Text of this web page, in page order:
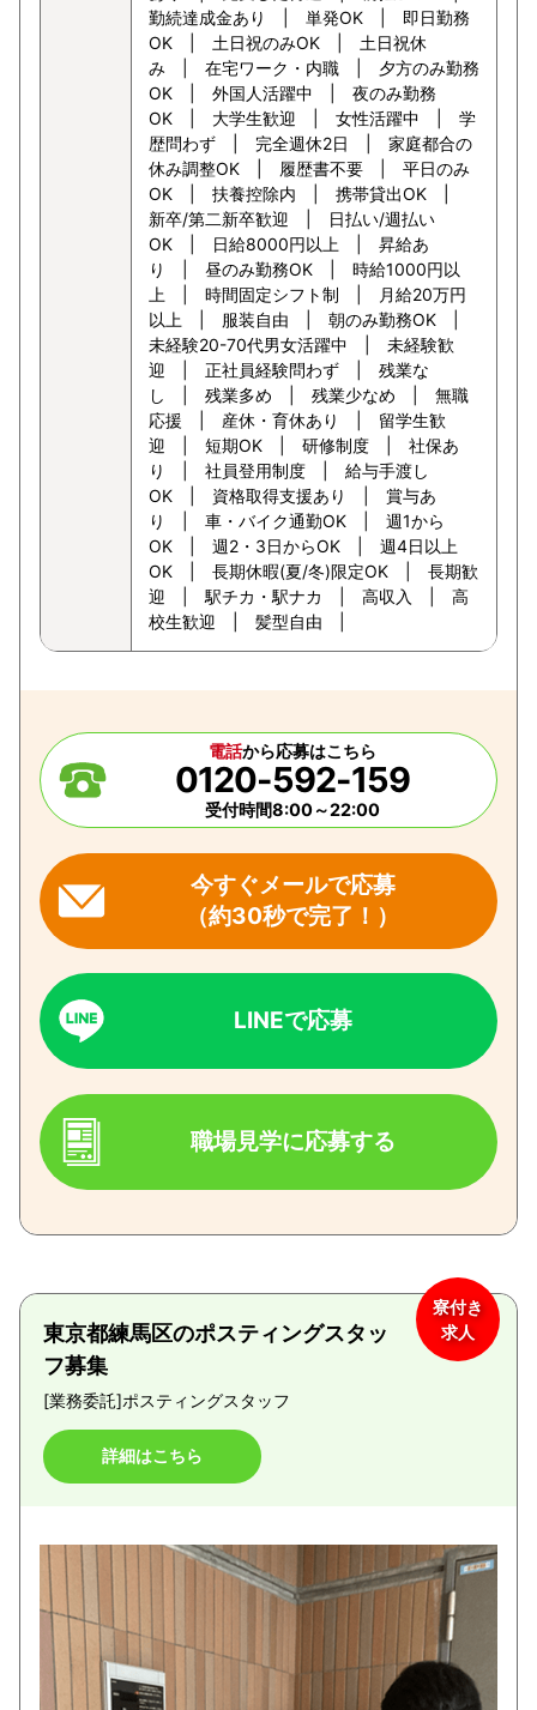
勤続達成金あり | 単発OK | 即日勤務
OK | 土日祝のみOK | 土日祝休
み | 在宅ワーク・内職 | 夕方のみ勤務
OK | 外国人活躍中 | 夜のみ勤務
OK | 大学生歓迎 | 女性活躍中 | 学
歴問わず | 完全週休2日 | 家庭都合の
休み調整OK | 履歴書不要 | 平日のみ
OK | 扶養控除内 | 携帯貸出OK |
新卒/第二新卒歓迎 | 日払い/週払い
OK | 日給8000円以上 | 昇給あ
り | 昼のみ勤務OK | 時給1000円以
上 | 時間固定シフト制 | 月給20万円
以上 | 服装自由 | 朝のみ勤務OK |
未経験20-70代男女活躍中 | 未経験歓
迎 | 正社員経験問わず | 残業な
し | 残業多め | 残業少なめ | 無職
応援 | 産休・育休あり | 留学生歓
迎 | 短期OK | 研修制度 | 社保あ
り | 社員登用制度 | 給与手渡し
OK | 資格取得支援あり | 賞与あ
り | 車・バイク通勤OK | 週1から
OK | 週2・3日からOK | 週4日以上
OK | 長期休暇(夏/冬)限定OK | 長期歓
迎 | 駅チカ・駅ナカ | 高収入 | 高
校生歓迎 | 髪型自由 |
電話から応募はこちら
0120-592-159
受付時間8:00～22:00
今すぐメールで応募
（約30秒で完了！）
LINEで応募
職場見学に応募する
東京都練馬区のポスティングスタッ
フ募集
[業務委託]ポスティングスタッフ
詳細はこちら
寮付き
求人